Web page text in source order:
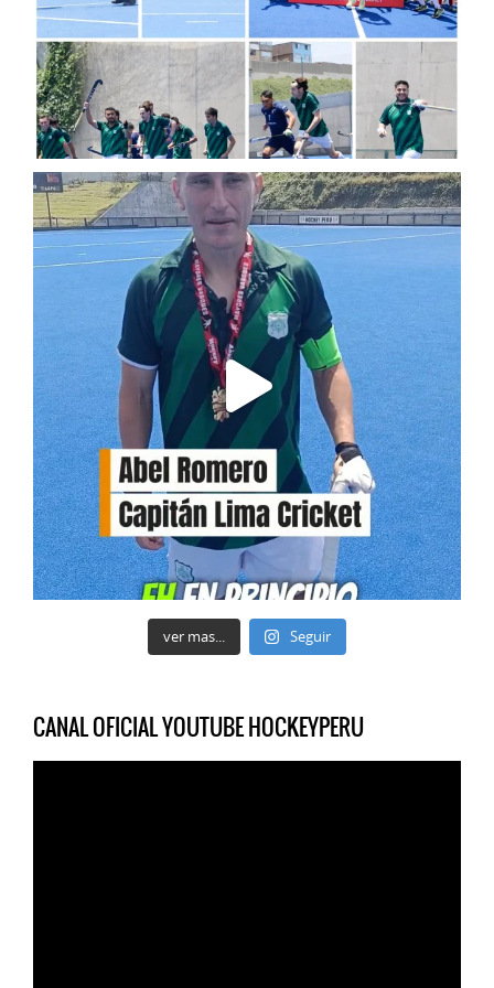
ver mas... Seguir
CANAL OFICIAL YOUTUBE HOCKEYPERU